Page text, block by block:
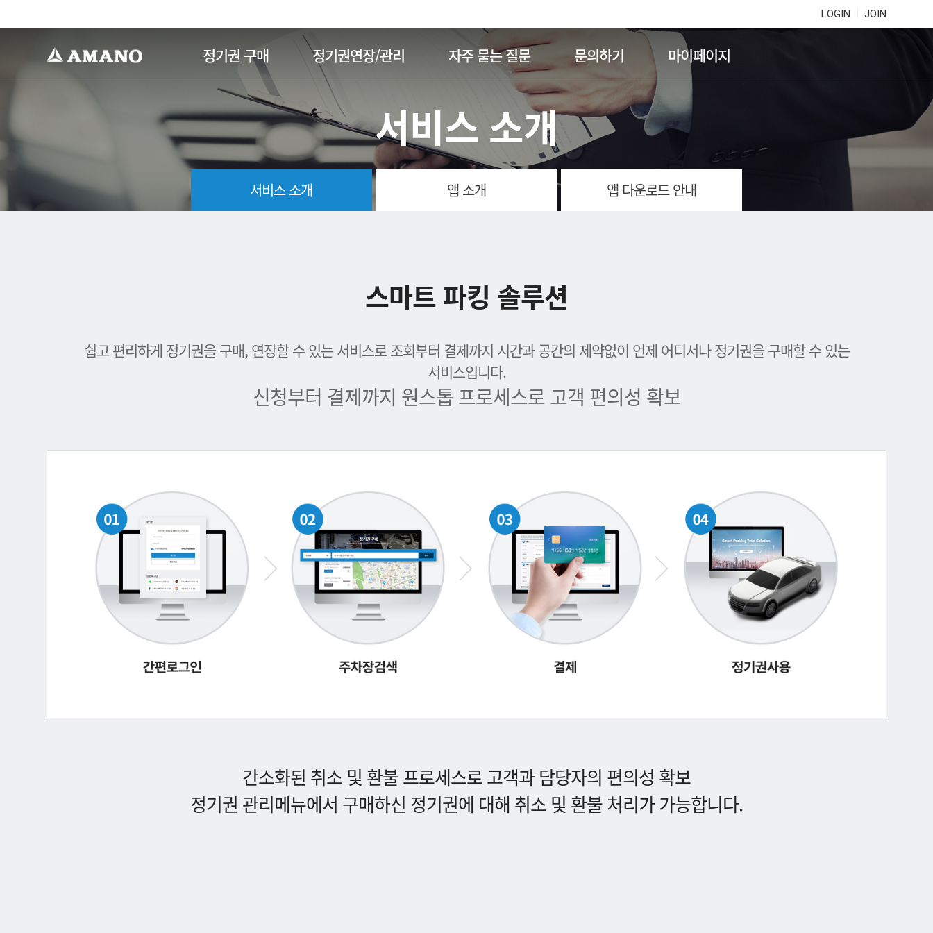
LOGIN JOIN
정기권 구매 정기권연장/관리 자주 묻는 질문 문의하기 마이페이지
서비스 소개
서비스 소개 앱 소개 앱 다운로드 안내
스마트 파킹 솔루션
쉽고 편리하게 정기권을 구매, 연장할 수 있는 서비스로 조회부터 결제까지 시간과 공간의 제약없이 언제 어디서나 정기권을 구매할 수 있는
서비스입니다.
신청부터 결제까지 원스톱 프로세스로 고객 편의성 확보
간소화된 취소 및 환불 프로세스로 고객과 담당자의 편의성 확보
정기권 관리메뉴에서 구매하신 정기권에 대해 취소 및 환불 처리가 가능합니다.